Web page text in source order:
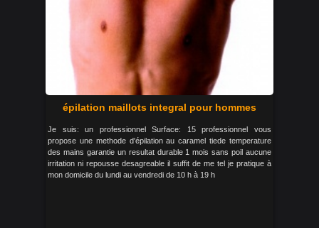
épilation maillots integral pour hommes
Je suis: un professionnel Surface: 15 professionnel vous
propose une methode d'épilation au caramel tiede temperature
des mains garantie un resultat durable 1 mois sans poil aucune
irritation ni repousse desagreable il suffit de me tel je pratique à
mon domicile du lundi au vendredi de 10 h à 19 h